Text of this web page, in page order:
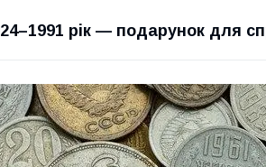
рік — подарунок для